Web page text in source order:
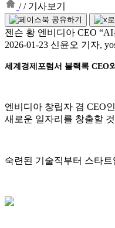
// 기사보기
젠슨 황 엔비디아 CEO
2026-01-23 신윤오 기자,
세계경제포럼서 블랙록 CEO
엔비디아 창립자 겸 CEO
새로운 일자리를 창출할
숙련된 기술직부터 스타